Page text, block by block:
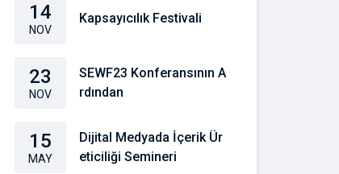
14
NOV
Kapsayıcılık Festivali
23
NOV
SEWF23 Konferansının A
rdından
15
MAY
Dijital Medyada İçerik Ür
eticiliği Semineri